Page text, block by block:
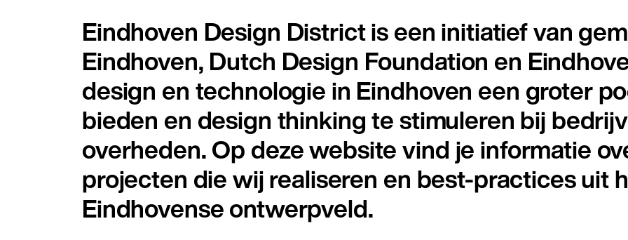
Eindhoven Design District is een initiatief van
Eindhoven, Dutch Design Foundation en
design en technologie in Eindhoven een groter
bieden en design thinking te stimuleren bij
overheden. Op deze website vind je informatie
projecten die wij realiseren en best-practices uit
Eindhovense ontwerpveld.